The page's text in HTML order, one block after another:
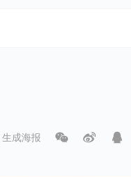
生成海报